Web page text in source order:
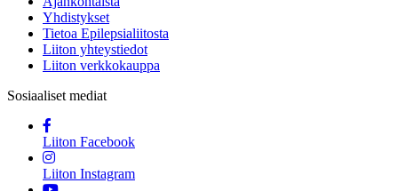
Yhdistykset
Tietoa Epilepsialiitosta
Liiton yhteystiedot
Liiton verkkokauppa
Sosiaaliset mediat
Liiton Facebook
Liiton Instagram